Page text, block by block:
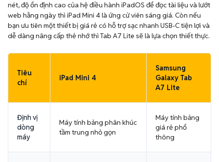
nét, độ ổn định cao của hệ điều hành iPadOS để đọc tài liệu và lướt
web hằng ngày thì iPad Mini 4 là ứng cử viên sáng giá. Còn nếu
bạn ưu tiên một thiết bị giá rẻ có hỗ trợ sạc nhanh USB-C tiện lợi và
dễ dàng nâng cấp thẻ nhớ thì Tab A7 Lite sẽ là lựa chọn thiết thực.
Tiêu
chí
iPad Mini 4
Samsung
Galaxy Tab
A7 Lite
Định vị
dòng
máy
Máy tính bảng phân khúc
tầm trung nhỏ gọn
Máy tính bảng
giá rẻ phổ
thông